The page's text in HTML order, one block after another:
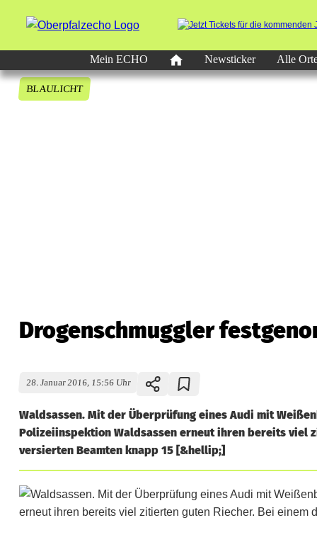
Mein ECHO
Newsticker Alle
BLAULICHT
Drogenschmuggler
28. Januar 2016, 15:56 Uhr
Waldsassen. Mit der Überprüfung eines Audi mit
Polizeiinspektion Waldsassen erneut ihren bereits viel
versierten Beamten knapp 15 [&hellip;]